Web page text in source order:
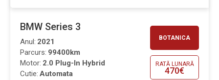
BOTANICA
RATĂ LUNARĂ
470€
BMW Series 3
Parcurs: 99400km
Anul: 2021
Motor: 2.0 Plug-In Hybrid
Cutie: Automata